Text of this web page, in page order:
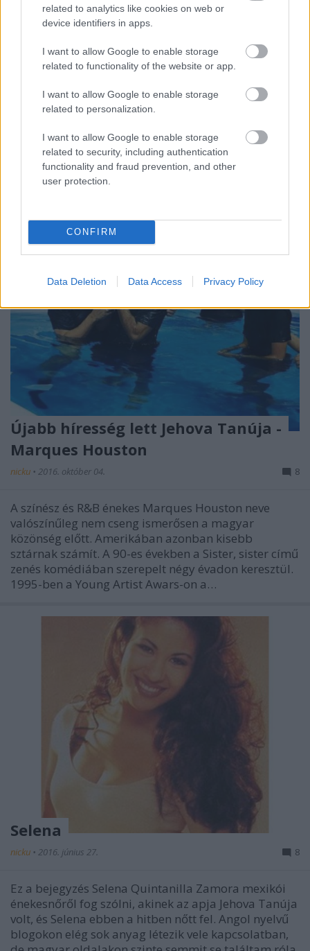
related to analytics like cookies on web or
device identifiers in apps.
I want to allow Google to enable storage
related to functionality of the website or app.
I want to allow Google to enable storage
related to personalization.
I want to allow Google to enable storage
related to security, including authentication
functionality and fraud prevention, and other
user protection.
CONFIRM
Data Deletion Data Access Privacy Policy
Filmajánló: Nagy szemek
2016. október 11.
A napokban szakítottam időt a Nagy szemek (Big
Eyes) című film megtekintésére. Ha valaki szeretné
írásommal esetleg olyan részleteket tárok fel a
történetből, melyek elronthatják a film első
nézéséből fakadó élvezetét. Így a filmajánló szót ki
Újabb híresség lett Jehova Tanúja -
Marques Houston
nicku • 2016. október 04. 8
A színész és R&B énekes Marques Houston neve
valószínűleg nem cseng ismerősen a magyar
közönség előtt. Amerikában azonban kisebb
sztárnak számít. A 90-es években a Sister, sister című
zenés komédiában szerepelt négy évadon keresztül.
1995-ben a Young Artist Awars-on a…
Selena
nicku • 2016. június 27. 8
Ez a bejegyzés Selena Quintanilla Zamora mexikói
énekesnőről fog szólni, akinek az apja Jehova Tanúja
volt, és Selena ebben a hitben nőtt fel. Angol nyelvű
blogokon elég sok anyag létezik vele kapcsolatban,